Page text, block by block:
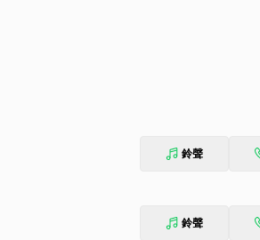
鈴聲
鈴聲